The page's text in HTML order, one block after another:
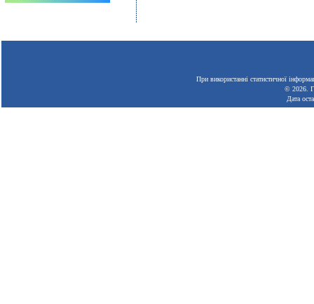
При використанні статистичної
© 2026.
Дата